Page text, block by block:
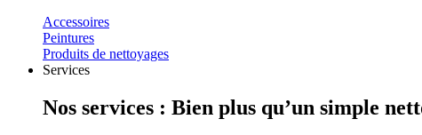
Accessoires
Peintures
Produits de nettoyages
Services
Nos services : Bien plus qu’un simple